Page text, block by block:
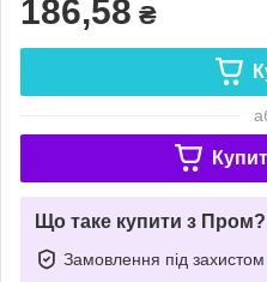
186,58 ₴
Що таке купити з Пром?
Замовлення під захистом